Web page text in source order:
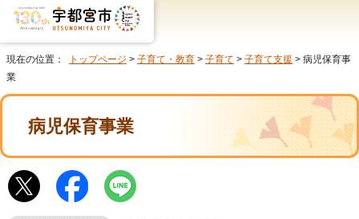
現在の位置： トップページ > 子育て・教育 > 子育て > 子育て支援 > 病児保育事
業
病児保育事業